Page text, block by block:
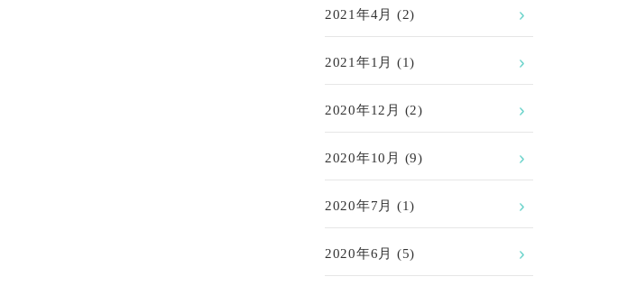
2021年4月 (2)
2021年1月 (1)
2020年12月 (2)
2020年10月 (9)
2020年7月 (1)
2020年6月 (5)